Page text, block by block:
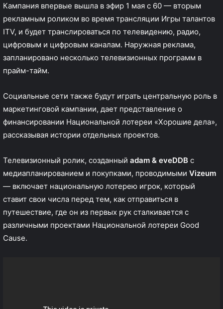
Кампания впервые вышла в эфир 1 мая с 60 — вторым
рекламным роликом во время трансляции Игры талантов
ITV, и будет транслироваться по телевидению, радио,
цифровым и цифровым каналам. Наружная реклама,
запланировано несколько телевизионных программ в
прайм-тайм.
Социальные сети также будут играть центральную роль в
маркетинговой кампании, дает представление о
финансировании Национальной лотереи «Хорошие дела»,
рассказывая истории отдельных проектов.
Телевизионный ролик, созданный adam & eveDDB с
медиапланированием и покупками, проводимыми Vizeum
— включает национальную лотерею игрок, который
ставит свои числа перед тем, как отправиться в
путешествие, где он из первых рук сталкивается с
различными проектами Национальной лотереи Good
Cause.